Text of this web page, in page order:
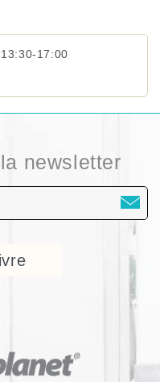
17:00
newsletter